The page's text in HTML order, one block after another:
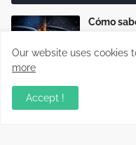
Cómo
para
Our website uses cookies
more
Accept !